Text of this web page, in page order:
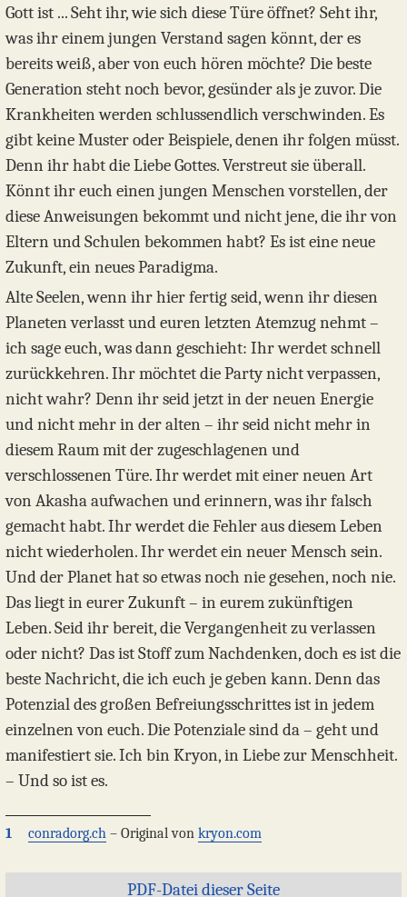
Gott ist ... Seht ihr, wie sich diese Türe öffnet? Seht ihr,
was ihr einem jungen Verstand sagen könnt, der es
bereits weiß, aber von euch hören möchte? Die beste
Generation steht noch bevor, gesünder als je zuvor. Die
Krankheiten werden schlussendlich verschwinden. Es
gibt keine Muster oder Beispiele, denen ihr folgen müsst.
Denn ihr habt die Liebe Gottes. Verstreut sie überall.
Könnt ihr euch einen jungen Menschen vorstellen, der
diese Anweisungen bekommt und nicht jene, die ihr von
Eltern und Schulen bekommen habt? Es ist eine neue
Zukunft, ein neues Paradigma.
Alte Seelen, wenn ihr hier fertig seid, wenn ihr diesen
Planeten verlasst und euren letzten Atemzug nehmt –
ich sage euch, was dann geschieht: Ihr werdet schnell
zurückkehren. Ihr möchtet die Party nicht verpassen,
nicht wahr? Denn ihr seid jetzt in der neuen Energie
und nicht mehr in der alten – ihr seid nicht mehr in
diesem Raum mit der zugeschlagenen und
verschlossenen Türe. Ihr werdet mit einer neuen Art
von Akasha aufwachen und erinnern, was ihr falsch
gemacht habt. Ihr werdet die Fehler aus diesem Leben
nicht wiederholen. Ihr werdet ein neuer Mensch sein.
Und der Planet hat so etwas noch nie gesehen, noch nie.
Das liegt in eurer Zukunft – in eurem zukünftigen
Leben. Seid ihr bereit, die Vergangenheit zu verlassen
oder nicht? Das ist Stoff zum Nachdenken, doch es ist die
beste Nachricht, die ich euch je geben kann. Denn das
Potenzial des großen Befreiungsschrittes ist in jedem
einzelnen von euch. Die Potenziale sind da – geht und
manifestiert sie. Ich bin Kryon, in Liebe zur Menschheit.
– Und so ist es.
1 conradorg.ch – Original von kryon.com
PDF-Datei dieser Seite